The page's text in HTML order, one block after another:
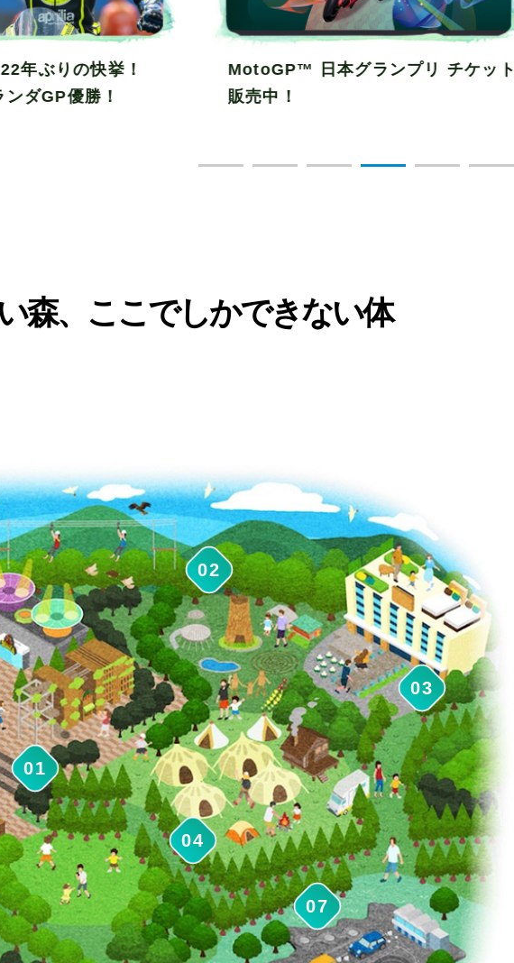
ランプリ チケット
スーパーバイクレース in もてぎ チケ
ット販売中！
森、ここでしかできない体